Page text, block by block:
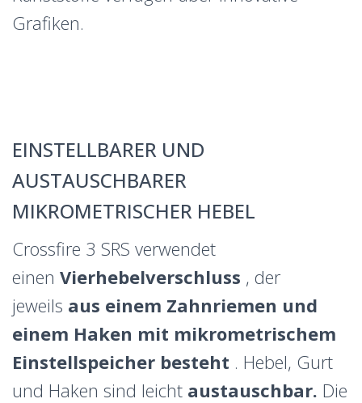
Grafiken.
EINSTELLBARER UND
AUSTAUSCHBARER
MIKROMETRISCHER HEBEL
Crossfire 3 SRS verwendet
einen Vierhebelverschluss , der
jeweils aus einem Zahnriemen und
einem Haken mit mikrometrischem
Einstellspeicher besteht . Hebel, Gurt
und Haken sind leicht austauschbar. Die